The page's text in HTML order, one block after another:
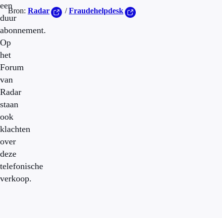
een
duur
abonnement.
Op
het
Forum
van
Radar
staan
ook
klachten
over
deze
telefonische
verkoop.
Bron: Radar /Fraudehelpdesk